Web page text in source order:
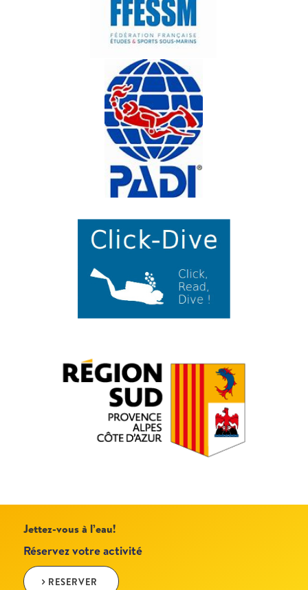
Jettez-vous à l’eau!
Réservez votre activité
RESERVER